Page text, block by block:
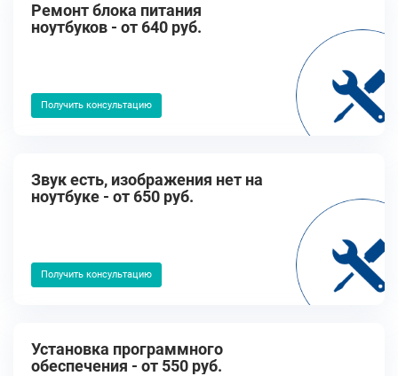
Ремонт блока питания
ноутбуков - от 640 руб.
Получить консультацию
Звук есть, изображения нет на
ноутбуке - от 650 руб.
Получить консультацию
Установка программного
обеспечения - от 550 руб.